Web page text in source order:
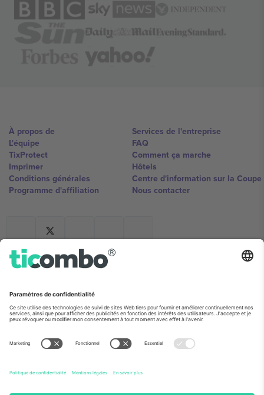
À propos de
L'équipe
TixProtect
Imprimer
Conditions générales
Programme d'affiliation
Services de l'entreprise
FAQ
Comment ça marche
Hôtels
Centre d'information sur la Coupe
Nous contacter
Ticombo France
Mimi Balkanska 132, 1540, Sofia,
Bulgaria
L'entité juridique du fournisseur de la plateforme peut changer en
détails, consultez la page spécifique de l'événement, les mentions